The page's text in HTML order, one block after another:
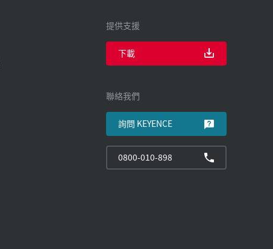
提供支援
下載
聯絡我們
詢問 KEYENCE
0800-010-898